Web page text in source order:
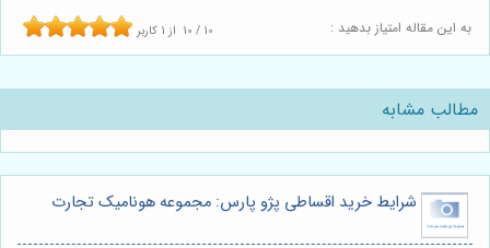
به این مقاله امتیاز بدهید : 10 / 10 از 1 کاربر
مطالب مشابه
شرایط خرید اقساطی پژو پارس: مجموعه هونامیک تجارت